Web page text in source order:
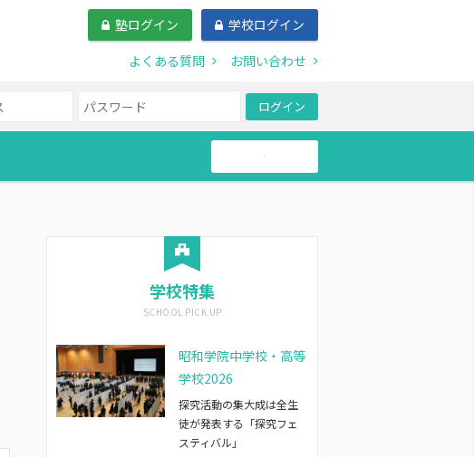
塾ログイン
学校ログイン
よくある質問
お問い合わせ
ログイン
帰国生
学校特集
昭和学院中学校・高等
学校2026
探究活動の集大成は全生
徒が発表する「探究フェ
スティバル」